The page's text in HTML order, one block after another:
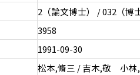
2（論文博士） / 032（博
3958
1991-09-30
松本,脩三 / 吉木,敬 小林